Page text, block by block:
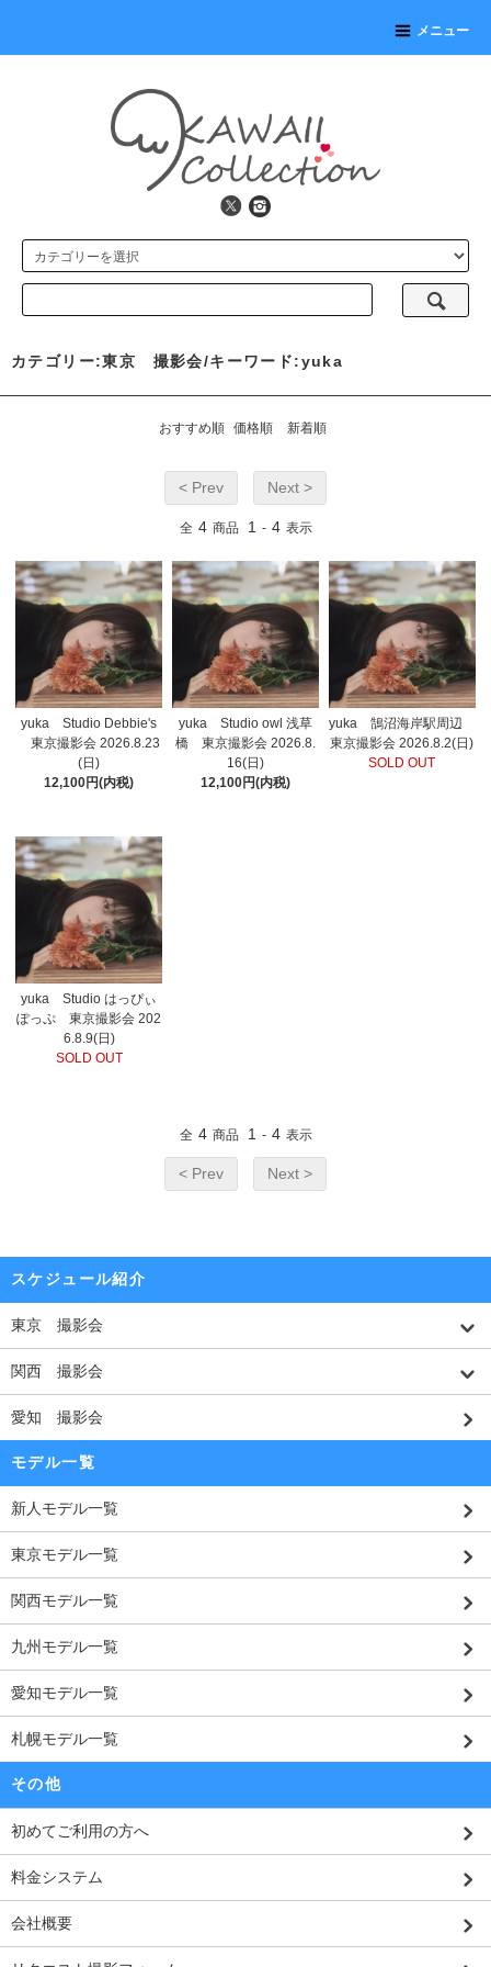
メニュー
カテゴリー:東京 撮影会/キーワード:yuka
おすすめ順 価格順 新着順
< Prev Next >
全 4 商品 1 - 4 表示
yuka Studio Debbie's
東京撮影会 2026.8.23
(日)
12,100円(内税)
yuka Studio owl 浅草
橋 東京撮影会 2026.8.
16(日)
12,100円(内税)
yuka 鵠沼海岸駅周辺
東京撮影会 2026.8.2(日)
SOLD OUT
yuka Studio はっぴぃ
ぽっぷ 東京撮影会 202
6.8.9(日)
SOLD OUT
全 4 商品 1 - 4 表示
< Prev Next >
スケジュール紹介
東京 撮影会
関西 撮影会
愛知 撮影会
モデル一覧
新人モデル一覧
東京モデル一覧
関西モデル一覧
九州モデル一覧
愛知モデル一覧
札幌モデル一覧
その他
初めてご利用の方へ
料金システム
会社概要